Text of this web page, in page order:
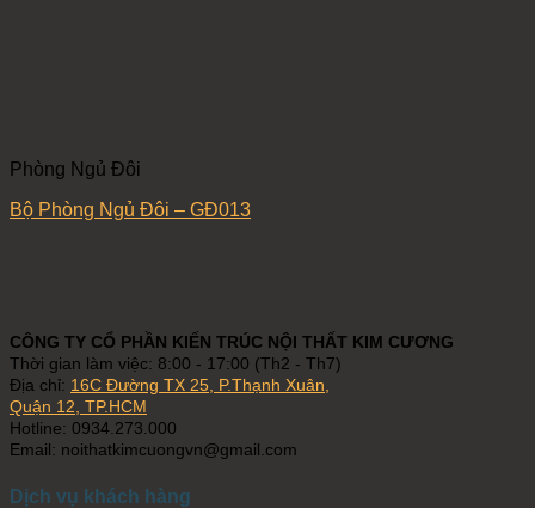
Phòng Ngủ Đôi
Bộ Phòng Ngủ Đôi – GĐ013
CÔNG TY CỔ PHẦN KIẾN TRÚC NỘI THẤT KIM CƯƠNG
Thời gian làm việc: 8:00 - 17:00 (Th2 - Th7)
Địa chỉ: 16C Đường TX 25, P.Thạnh Xuân,
Quận 12, TP.HCM
Hotline: 0934.273.000
Email: noithatkimcuongvn@gmail.com
Dịch vụ khách hàng